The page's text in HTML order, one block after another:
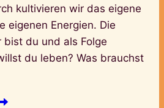
kultivieren wir das eigene
eigenen Energien. Die
bist du und als Folge
du leben? Was brauchst